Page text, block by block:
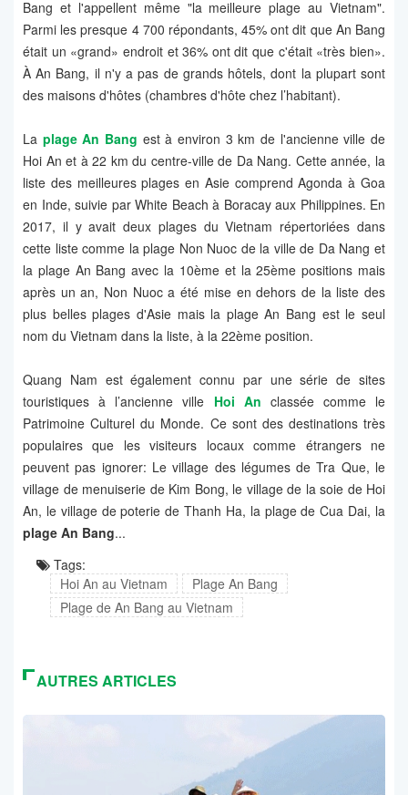
Bang et l'appellent même "la meilleure plage au Vietnam".
Parmi les presque 4 700 répondants, 45% ont dit que An Bang
était un «grand» endroit et 36% ont dit que c'était «très bien».
À An Bang, il n'y a pas de grands hôtels, dont la plupart sont
des maisons d'hôtes (chambres d'hôte chez l’habitant).
La plage An Bang est à environ 3 km de l'ancienne ville de
Hoi An et à 22 km du centre-ville de Da Nang. Cette année, la
liste des meilleures plages en Asie comprend Agonda à Goa
en Inde, suivie par White Beach à Boracay aux Philippines. En
2017, il y avait deux plages du Vietnam répertoriées dans
cette liste comme la plage Non Nuoc de la ville de Da Nang et
la plage An Bang avec la 10ème et la 25ème positions mais
après un an, Non Nuoc a été mise en dehors de la liste des
plus belles plages d'Asie mais la plage An Bang est le seul
nom du Vietnam dans la liste, à la 22ème position.
Quang Nam est également connu par une série de sites
touristiques à l’ancienne ville Hoi An classée comme le
Patrimoine Culturel du Monde. Ce sont des destinations très
populaires que les visiteurs locaux comme étrangers ne
peuvent pas ignorer: Le village des légumes de Tra Que, le
village de menuiserie de Kim Bong, le village de la soie de Hoi
An, le village de poterie de Thanh Ha, la plage de Cua Dai, la
plage An Bang...
Tags:
Hoi An au Vietnam
Plage An Bang
Plage de An Bang au Vietnam
AUTRES ARTICLES